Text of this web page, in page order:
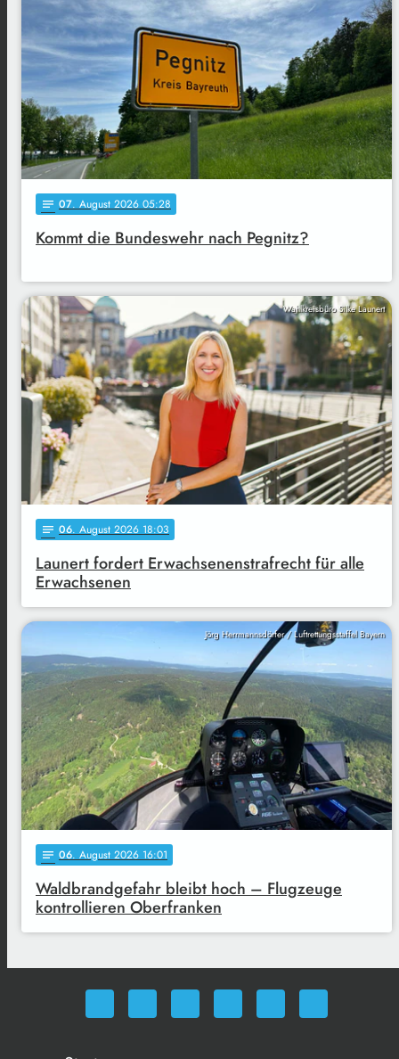
notes 07. August 2026 05:28
Kommt die Bundeswehr nach Pegnitz?
Wahlkreisbüro Silke Launert
notes 06. August 2026 18:03
Launert fordert Erwachsenenstrafrecht für alle
Erwachsenen
Jörg Herrmannsdörfer / Luftrettungsstaffel Bayern
notes 06. August 2026 16:01
Waldbrandgefahr bleibt hoch – Flugzeuge
kontrollieren Oberfranken